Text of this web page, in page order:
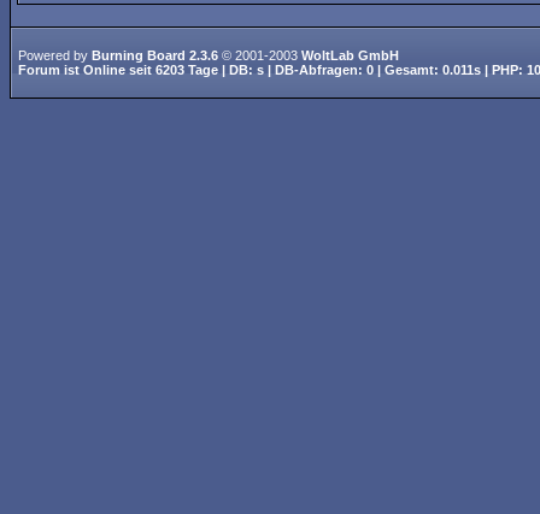
Powered by Burning Board 2.3.6 © 2001-2003 WoltLab GmbH
Forum ist Online seit 6203 Tage | DB: s | DB-Abfragen: 0 | Gesamt: 0.011s | PHP: